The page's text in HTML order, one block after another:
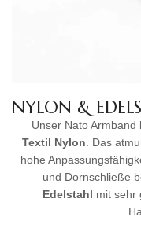
NYLON &
Unser Nato
Textil Nylon . Das
hohe
und Dornschließe
Edelstahl mit sehr